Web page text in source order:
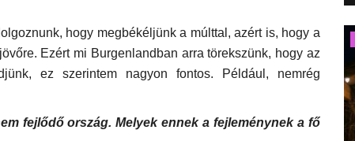
hogy megbékéljünk a múlttal, azért is, hogy a
Ezért mi Burgenlandban arra törekszünk, hogy az
ez szerintem nagyon fontos. Például, nemrég
fejlődő ország. Melyek ennek a fejleménynek a fő
Művészet